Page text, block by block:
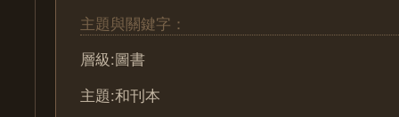
主題與關鍵字：
層級:圖書
主題:和刊本